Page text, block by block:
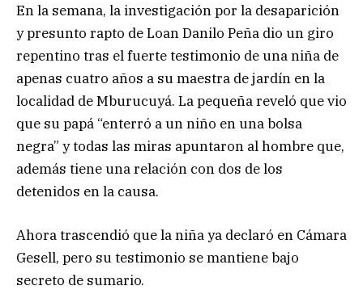
En la semana, la investigación por la desaparición
y presunto rapto de Loan Danilo Peña dio un giro
repentino tras el fuerte testimonio de una niña de
apenas cuatro años a su maestra de jardín en la
localidad de Mburucuyá. La pequeña reveló que vio
que su papá “enterró a un niño en una bolsa
negra” y todas las miras apuntaron al hombre que,
además tiene una relación con dos de los
detenidos en la causa.
Ahora trascendió que la niña ya declaró en Cámara
Gesell, pero su testimonio se mantiene bajo
secreto de sumario.